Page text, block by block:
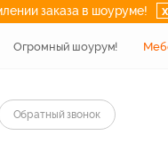
заказа в шоуруме! x
Огромный шоурум!
Обратный звонок